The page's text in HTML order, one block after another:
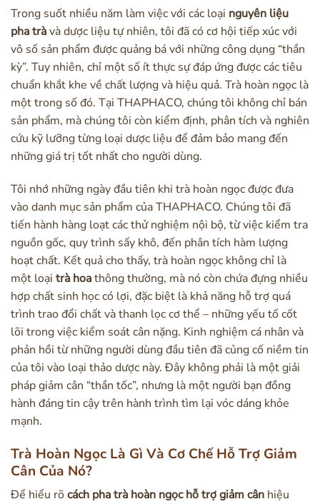
Trong suốt nhiều năm làm việc với các loại nguyên liệu
pha tràvà dược liệu tự nhiên, tôi đã có cơ hội tiếp xúc với
vô số sản phẩm được quảng bá với những công dụng “thần
kỳ”. Tuy nhiên, chỉ một số ít thực sự đáp ứng được các tiêu
chuẩn khắt khe về chất lượng và hiệu quả. Trà hoàn ngọc là
một trong số đó. Tại THAPHACO, chúng tôi không chỉ bán
sản phẩm, mà chúng tôi còn kiểm định, phân tích và nghiên
cứu kỹ lưỡng từng loại dược liệu để đảm bảo mang đến
những giá trị tốt nhất cho người dùng.
Tôi nhớ những ngày đầu tiên khi trà hoàn ngọc được đưa
vào danh mục sản phẩm của THAPHACO. Chúng tôi đã
tiến hành hàng loạt các thử nghiệm nội bộ, từ việc kiểm tra
nguồn gốc, quy trình sấy khô, đến phân tích hàm lượng
hoạt chất. Kết quả cho thấy, trà hoàn ngọc không chỉ là
một loại trà hoathông thường, mà nó còn chứa đựng nhiều
hợp chất sinh học có lợi, đặc biệt là khả năng hỗ trợ quá
trình trao đổi chất và thanh lọc cơ thể – những yếu tố cốt
lõi trong việc kiểm soát cân nặng. Kinh nghiệm cá nhân và
phản hồi từ những người dùng đầu tiên đã củng cố niềm tin
của tôi vào loại thảo dược này. Đây không phải là một giải
pháp giảm cân “thần tốc”, nhưng là một người bạn đồng
hành đáng tin cậy trên hành trình tìm lại vóc dáng khỏe
mạnh.
Trà Hoàn Ngọc Là Gì Và Cơ Chế Hỗ Trợ Giảm
Cân Của Nó?
Để hiểu rõcách pha trà hoàn ngọc hỗ trợ giảm cân hiệu